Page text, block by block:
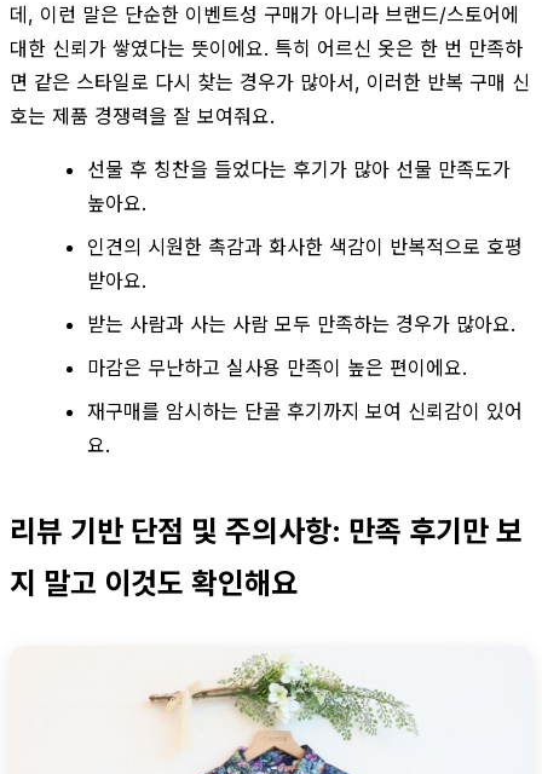
데, 이런 말은 단순한 이벤트성 구매가 아니라 브랜드/스토어에
대한 신뢰가 쌓였다는 뜻이에요. 특히 어르신 옷은 한 번 만족하
면 같은 스타일로 다시 찾는 경우가 많아서, 이러한 반복 구매 신
호는 제품 경쟁력을 잘 보여줘요.
선물 후 칭찬을 들었다는 후기가 많아 선물 만족도가
높아요.
인견의 시원한 촉감과 화사한 색감이 반복적으로 호평
받아요.
받는 사람과 사는 사람 모두 만족하는 경우가 많아요.
마감은 무난하고 실사용 만족이 높은 편이에요.
재구매를 암시하는 단골 후기까지 보여 신뢰감이 있어
요.
리뷰 기반 단점 및 주의사항: 만족 후기만 보
지 말고 이것도 확인해요